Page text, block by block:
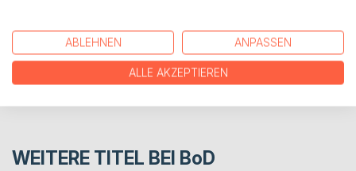
REZENSIONEN
WEITERE TITEL BEI BoD
ABLEHNEN ANPASSEN
ALLE AKZEPTIEREN